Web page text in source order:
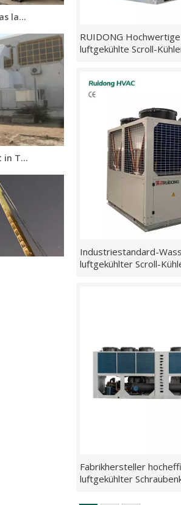
Die Ruidong Group hat das landwirtschaftliche Industrieparkprojekt in Hangzhou, China, erfolgreich abgeschlossen.
Rooftop-Package-Einheit in Tellaviv, Israel
RUIDONG
luftgekühlte Scroll-
Industriestandard-
luftgekühlter Scroll-
Fabrikhersteller
luftgekühlter